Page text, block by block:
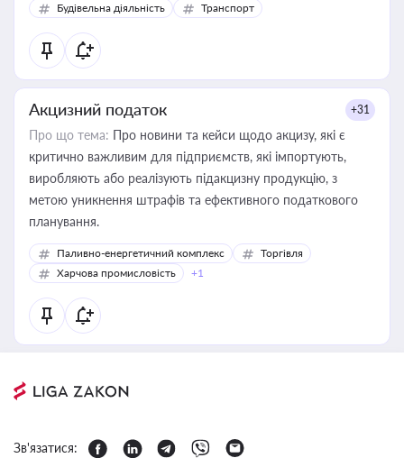
Будівельна діяльність Транспорт
Акцизний податок +31
Про що тема: Про новини та кейси щодо акцизу, які є
критично важливим для підприємств, які імпортують,
виробляють або реалізують підакцизну продукцію, з
метою уникнення штрафів та ефективного податкового
планування.
Паливно-енергетичний комплекс
Торгівля
Харчова промисловість
+1
Зв'язатися: